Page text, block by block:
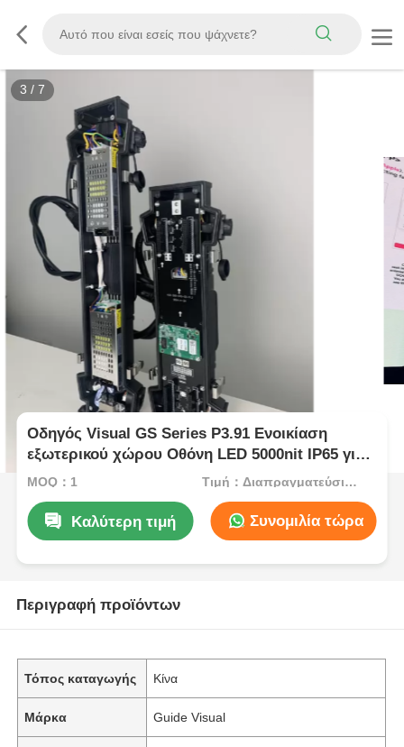
3 / 7
Οδηγός Visual GS Series P3.91 Ενοικίαση
εξωτερικού χώρου Οθόνη LED 5000nit IP65 για
Μουσικό Φεστιβάλ, Διπλή δημιουργία
MOQ：1 Τιμή：Διαπραγματεύσιμος
Καλύτερη τιμή Συνομιλία τώρα
Περιγραφή προϊόντων
Τόπος καταγωγής Κίνα
Μάρκα Guide Visual